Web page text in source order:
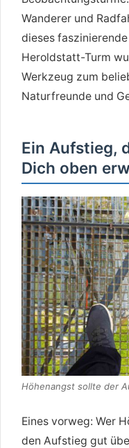
Wanderer und
dieses
Heroldstatt-Turm
Werkzeug zum
Naturfreunde und
Ein Aufstieg,
Dich oben
Höhenangst sollte der
Eines vorweg: Wer
den Aufstieg gut